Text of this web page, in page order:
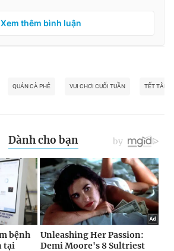
Xem thêm bình luận
QUÁN CÀ PHÊ VUI CHƠI CUỐI TUẦN TẾT TÂN